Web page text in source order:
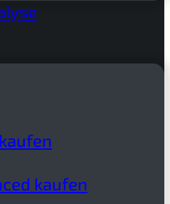
kaufen